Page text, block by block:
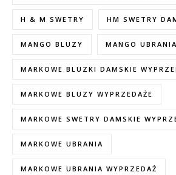
H & M SWETRY HM SWETRY
MANGO BLUZY MANGO UBRANIA
MARKOWE BLUZKI DAMSKIE
MARKOWE BLUZY WYPRZEDAŻE
MARKOWE SWETRY DAMSKIE
MARKOWE UBRANIA
MARKOWE UBRANIA WYPRZEDAŻ